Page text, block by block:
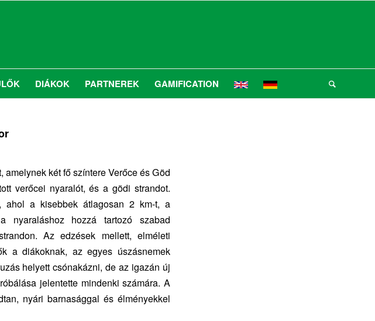
DIÁKOK PARTNEREK GAMIFICATION
két fő színtere Verőce és Göd
verőcei nyaralót, és a gödi strandot.
ahol a kisebbek átlagosan 2 km-t, a
nyaraláshoz hozzá tartozó szabad
Az edzések mellett, elméleti
a diákoknak, az egyes úszásnemek
helyett csónakázni, de az igazán új
jelentette mindenki számára. A
nyári barnasággal és élményekkel